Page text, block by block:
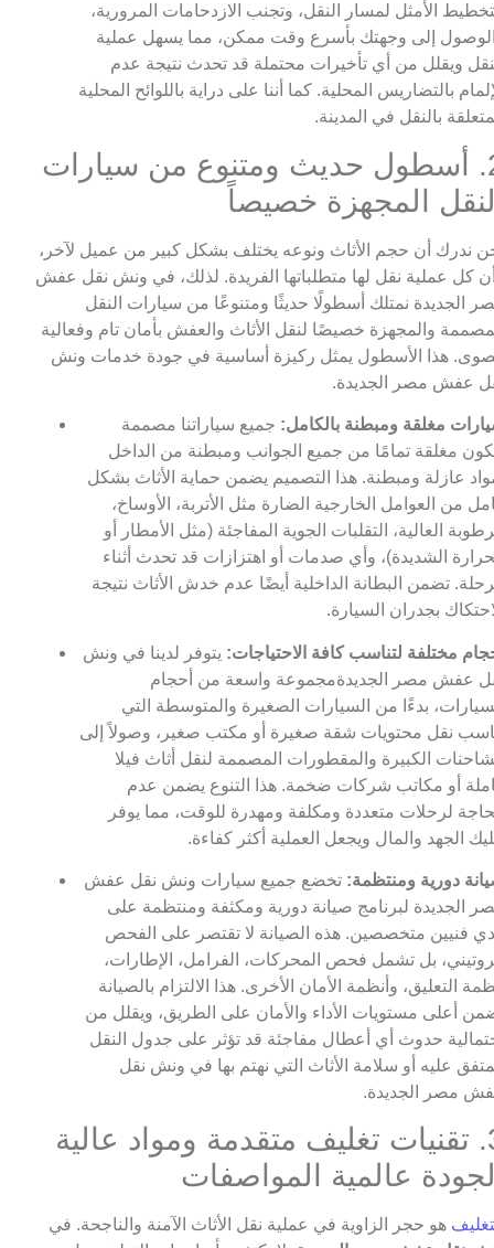
الأمثل لمسار النقل، وتجنب الازدحامات المرورية،
إلى وجهتك بأسرع وقت ممكن، مما يسهل عملية
ويقلل من أي تأخيرات محتملة قد تحدث نتيجة عدم
بالتضاريس المحلية. كما أننا على دراية باللوائح المحلية
بالنقل في المدينة.
2. أسطول حديث ومتنوع من سيارات
المجهزة خصيصاً
ندرك أن حجم الأثاث ونوعه يختلف بشكل كبير من عميل لآخر،
كل عملية نقل لها متطلباتها الفريدة. لذلك، في ونش نقل عفش
الجديدة نمتلك أسطولًا حديثًا ومتنوعًا من سيارات النقل
والمجهزة خصيصًا لنقل الأثاث والعفش بأمان تام وفعالية
هذا الأسطول يمثل ركيزة أساسية في جودة خدمات ونش
عفش مصر الجديدة.
مغلقة ومبطنة بالكامل: جميع سياراتنا مصممة
مغلقة تمامًا من جميع الجوانب ومبطنة من الداخل
عازلة ومبطنة. هذا التصميم يضمن حماية الأثاث بشكل
من العوامل الخارجية الضارة مثل الأتربة، الأوساخ،
العالية، التقلبات الجوية المفاجئة (مثل الأمطار أو
الشديدة)، وأي صدمات أو اهتزازات قد تحدث أثناء
تضمن البطانة الداخلية أيضًا عدم خدش الأثاث نتيجة
بجدران السيارة.
مختلفة لتناسب كافة الاحتياجات: يتوفر لدينا في ونش
عفش مصر الجديدةمجموعة واسعة من أحجام
بدءًا من السيارات الصغيرة والمتوسطة التي
نقل محتويات شقة صغيرة أو مكتب صغير، وصولاً إلى
الكبيرة والمقطورات المصممة لنقل أثاث فيلا
أو مكاتب شركات ضخمة. هذا التنوع يضمن عدم
لرحلات متعددة ومكلفة ومهدرة للوقت، مما يوفر
الجهد والمال ويجعل العملية أكثر كفاءة.
دورية ومنتظمة: تخضع جميع سيارات ونش نقل عفش
الجديدة لبرنامج صيانة دورية ومكثفة ومنتظمة على
فنيين متخصصين. هذه الصيانة لا تقتصر على الفحص
بل تشمل فحص المحركات، الفرامل، الإطارات،
التعليق، وأنظمة الأمان الأخرى. هذا الالتزام بالصيانة
أعلى مستويات الأداء والأمان على الطريق، ويقلل من
حدوث أي أعطال مفاجئة قد تؤثر على جدول النقل
عليه أو سلامة الأثاث التي نهتم بها في ونش نقل
مصر الجديدة.
3. تقنيات تغليف متقدمة ومواد عالية
عالمية المواصفات
هو حجر الزاوية في عملية نقل الأثاث الآمنة والناجحة. في